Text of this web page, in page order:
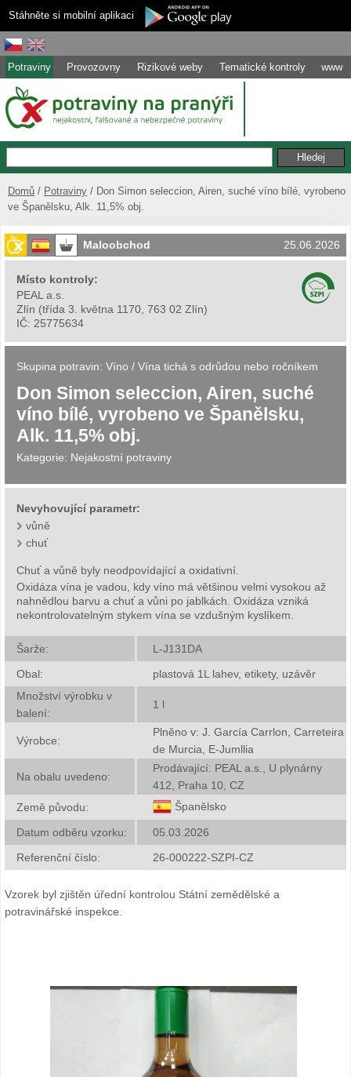
Stáhněte si mobilní aplikaci
Potraviny Provozovny Rizikové weby Tematické kontroly www
Domů Potraviny
Don Simon seleccion, Airen, suché víno bílé, vyrobeno
ve Španělsku, Alk. 11,5% obj.
Maloobchod 25.06.2026
Místo kontroly:
PEAL a.s.
Zlín (třída 3. května 1170, 763 02 Zlín)
IČ: 25775634
Skupina potravin: Víno / Vína tichá s odrůdou nebo ročníkem
Don Simon seleccion, Airen, suché
víno bílé, vyrobeno ve Španělsku,
Alk. 11,5% obj.
Kategorie: Nejakostní potraviny
Nevyhovující parametr:
vůně
chuť
Chuť a vůně byly neodpovídající a oxidativní.
Oxidáza vína je vadou, kdy víno má většinou velmi vysokou až
nahnědlou barvu a chuť a vůni po jablkách. Oxidáza vzniká
nekontrolovatelným stykem vína se vzdušným kyslíkem.
Šarže:
L-J131DA
Obal:
plastová 1L lahev, etikety, uzávěr
Množství výrobku v
balení:
1 l
Výrobce:
Plněno v: J. García Carrlon, Carreteira
de Murcia, E-Jumllia
Na obalu uvedeno:
Prodávající: PEAL a.s., U plynárny
412, Praha 10, CZ
Země původu:
Španělsko
Datum odběru vzorku:
05.03.2026
Referenční číslo:
26-000222-SZPI-CZ
Vzorek byl zjištěn úřední kontrolou Státní zemědělské a
potravinářské inspekce.